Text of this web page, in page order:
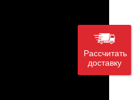
Рассчитать
доставку